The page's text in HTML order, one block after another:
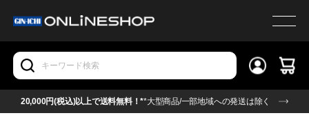
20,000円(税込)以上で送料無料！**大型商品/一部地域への発送は除く